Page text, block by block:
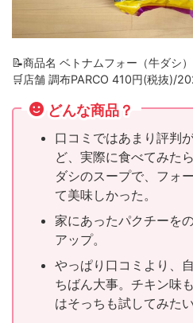
📝商品名 ベトナムフォー（牛ダシ
🛒店舗 調布PARCO 410円(税抜)/
どんな商品？
口コミではあまり評判
ど、実際に食べてみた
ダシのスープで、フォ
て美味しかった。
家にあったパクチーを
アップ。
やっぱり口コミより、
ちばん大事。チキン味
はそっちも試してみたい